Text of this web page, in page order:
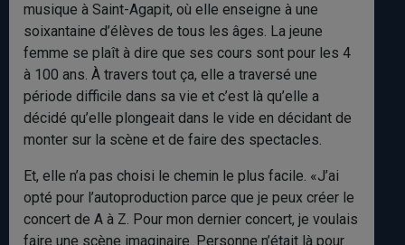
musique à Saint-Agapit, où elle enseigne à une
soixantaine d’élèves de tous les âges. La jeune
femme se plaît à dire que ses cours sont pour les 4
à 100 ans. À travers tout ça, elle a traversé une
période difficile dans sa vie et c’est là qu’elle a
décidé qu’elle plongeait dans le vide en décidant de
monter sur la scène et de faire des spectacles.
Et, elle n’a pas choisi le chemin le plus facile. «J’ai
opté pour l’autoproduction parce que je peux créer le
concert de A à Z. Pour mon dernier concert, je voulais
faire une scène imaginaire. Personne n’était là pour